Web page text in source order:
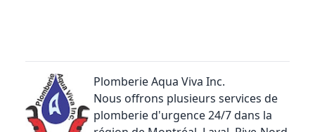
Plomberie Aqua Viva Inc.
Nous offrons plusieurs services de
plomberie d'urgence 24/7 dans la